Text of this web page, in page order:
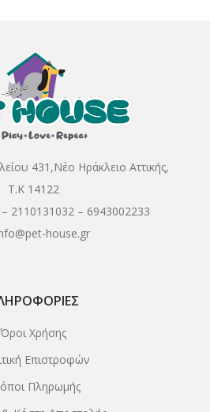
431,Νέο Ηράκλειο Αττικής,
Τ.Κ 14122
– 2110131032 – 6943002233
house.gr
Όροι Χρήσης
Επιστροφών
Πληρωμής